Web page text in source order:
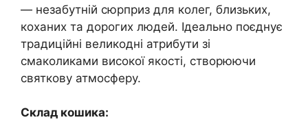
— незабутній сюрприз для колег, близьких,
коханих та дорогих людей. Ідеально поєднує
традиційні великодні атрибути зі
смаколиками високої якості, створюючи
святкову атмосферу.
Склад кошика: